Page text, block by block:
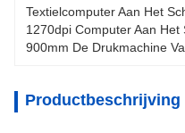
Textielcomputer Aan Het
1270dpi Computer Aan
900mm De Drukmachine
Productbeschrijving